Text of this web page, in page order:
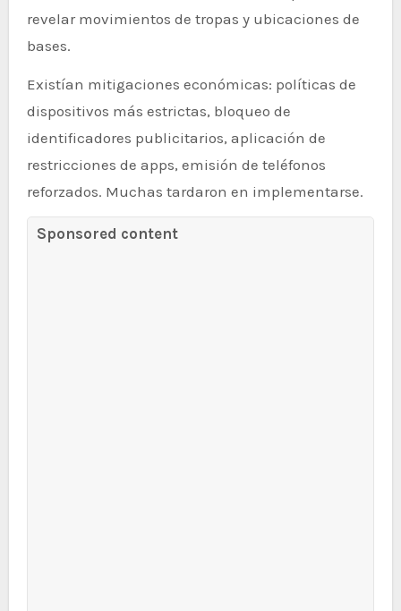
revelar movimientos de tropas y ubicaciones de
bases.
Existían mitigaciones económicas: políticas de
dispositivos más estrictas, bloqueo de
identificadores publicitarios, aplicación de
restricciones de apps, emisión de teléfonos
reforzados. Muchas tardaron en implementarse.
Sponsored content